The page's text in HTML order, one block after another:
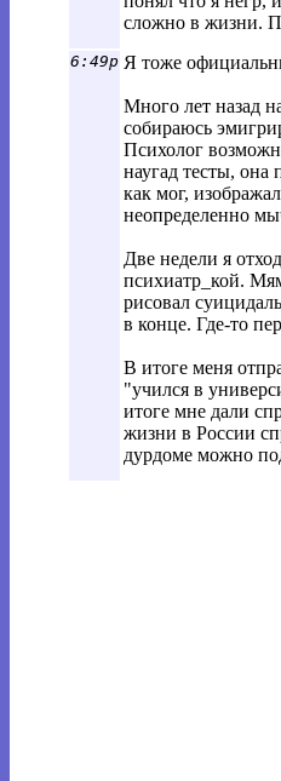
сложно в жизни.
6:49p Я тоже
Много лет назад
собираюсь
Психолог
наугад тесты,
как мог,
неопределенно
Две недели я
психиатр_кой.
рисовал
в конце. Где-то
В итоге меня
"учился в
итоге мне дали
жизни в России
дурдоме можно